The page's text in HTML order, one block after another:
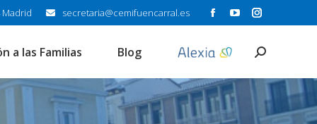
Madrid secretaria@cemifuencarral.es
Abrir
en
una
nueva
ventana/pestaña
Abrir
una
nueva
ventana/
Abrir
en
una
nueva
ventana/
a las Familias Blog Buscar: